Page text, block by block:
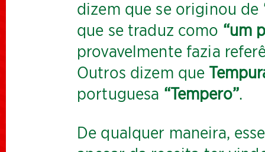
dizem que se originou de
que se traduz como “um
provavelmente fazia
Outros dizem que
portuguesa “Tempero”.
De qualquer maneira,